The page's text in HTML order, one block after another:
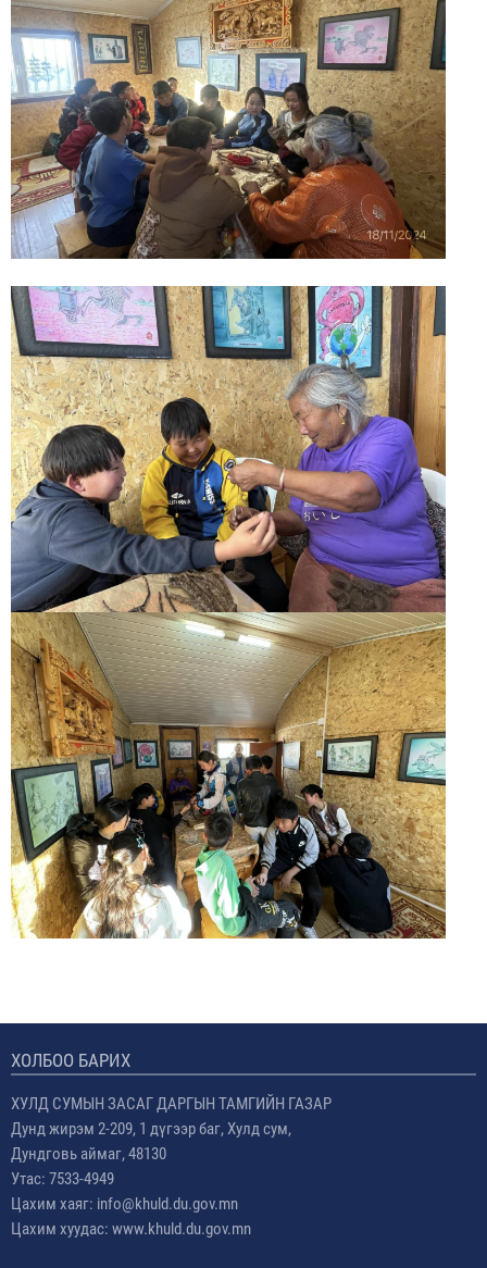
ХОЛБОО БАРИХ
ХУЛД СУМЫН ЗАСАГ ДАРГЫН ТАМГИЙН ГАЗАР
Дунд жирэм 2-209, 1 дүгээр баг, Хулд сум,
Дундговь аймаг, 48130
Утас: 7533-4949
Цахим хаяг: info@khuld.du.gov.mn
Цахим хуудас: www.khuld.du.gov.mn